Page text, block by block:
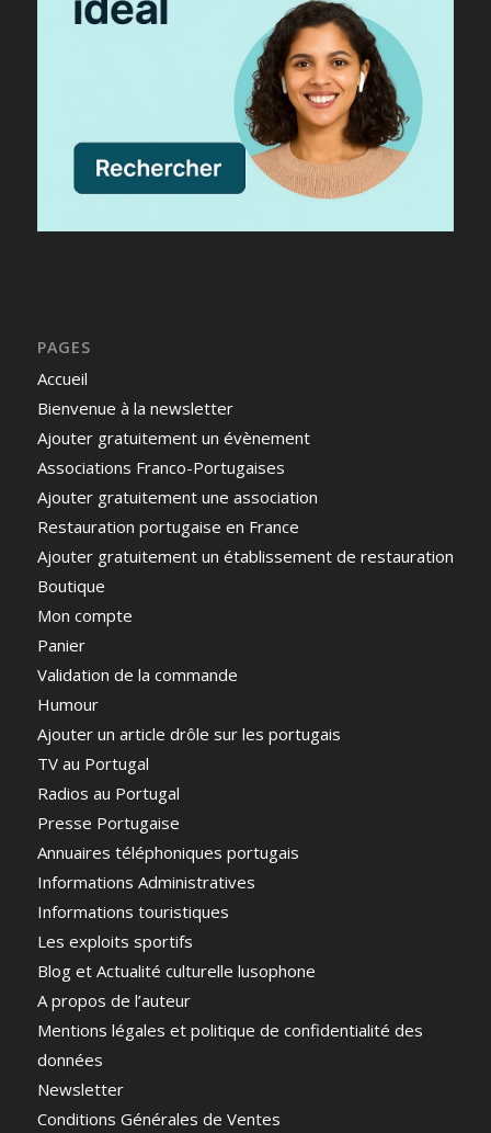
PAGES
Accueil
Bienvenue à la newsletter
Ajouter gratuitement un évènement
Associations Franco-Portugaises
Ajouter gratuitement une association
Restauration portugaise en France
Ajouter gratuitement un établissement de restauration
Boutique
Mon compte
Panier
Validation de la commande
Humour
Ajouter un article drôle sur les portugais
TV au Portugal
Radios au Portugal
Presse Portugaise
Annuaires téléphoniques portugais
Informations Administratives
Informations touristiques
Les exploits sportifs
Blog et Actualité culturelle lusophone
A propos de l’auteur
Mentions légales et politique de confidentialité des
données
Newsletter
Conditions Générales de Ventes